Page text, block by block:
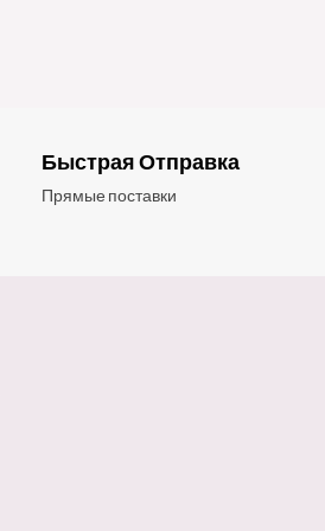
Быстрая Отправка
Прямые поставки